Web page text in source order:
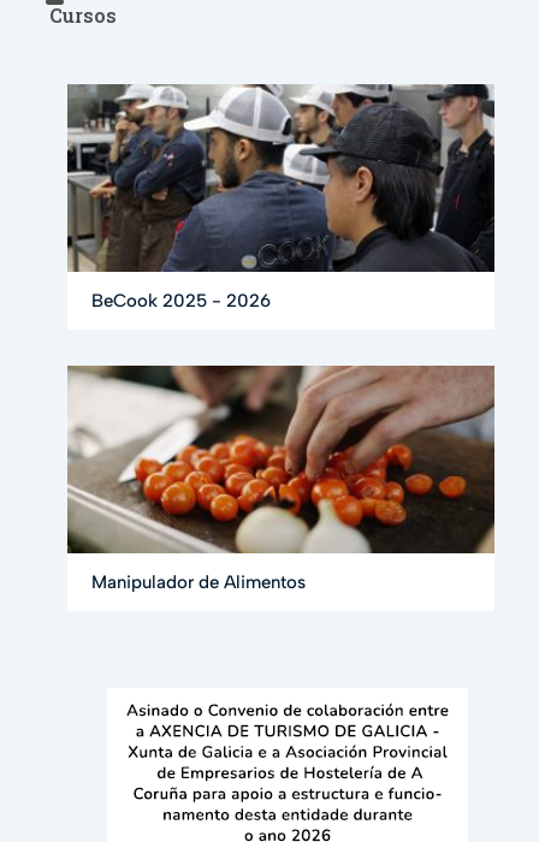
Cursos
BeCook 2025 - 2026
Manipulador de Alimentos